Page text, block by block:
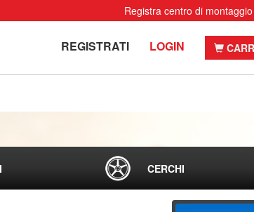
Registra centro di montaggio
REGISTRATI LOGIN
CERCHI